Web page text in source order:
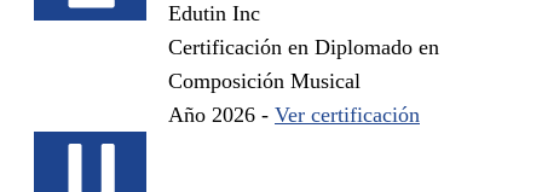
Edutin Inc
Certificación en Diplomado en
Composición Musical
Año 2026 - Ver certificación